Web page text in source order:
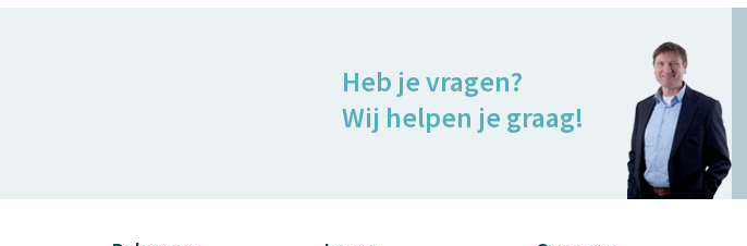
Heb je vragen?
Wij helpen je graag!